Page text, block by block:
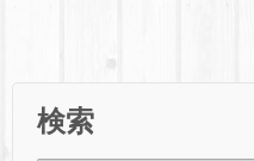
検索